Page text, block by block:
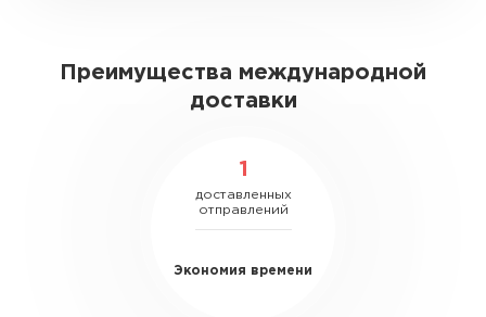
Преимущества международной
доставки
1
доставленных
отправлений
Экономия времени